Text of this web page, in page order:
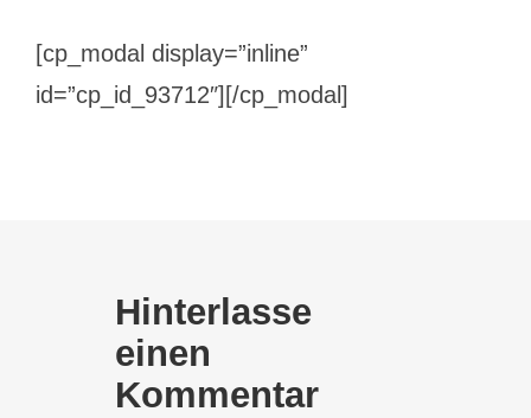
[cp_modal display=”inline”
id=”cp_id_93712″][/cp_modal]
Hinterlasse
einen
Kommentar